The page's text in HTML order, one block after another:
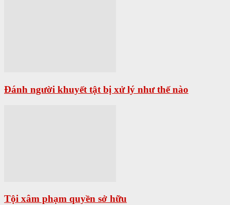
Đánh người khuyết tật bị xử lý như thế nào
Tội xâm phạm quyền sở hữu